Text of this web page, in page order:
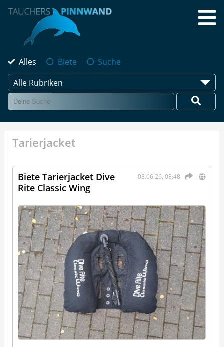
Alles Biete
Suche
Alle Rubriken
Tarierjacket
08.06.26, 08:48
Biete Tarierjacket Dive
Rite Classic Wing